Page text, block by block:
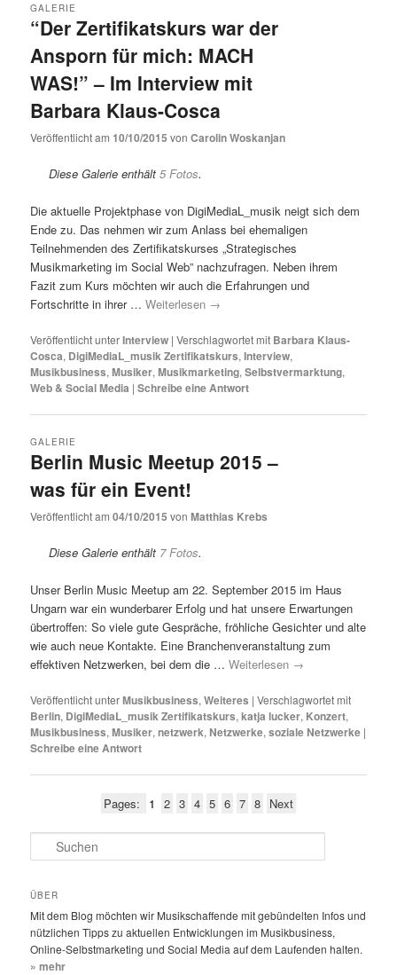
“Der Zertifikatskurs war der
Ansporn für mich: MACH
WAS!” – Im Interview mit
Barbara Klaus-Cosca
GALERIE
Veröffentlicht am 10/10/2015 vonCarolin Woskanjan
Diese Galerie enthält5 Fotos.
Die aktuelle Projektphase von DigiMediaL_musik neigt sich dem
Ende zu. Das nehmen wir zum Anlass bei ehemaligen
Teilnehmenden des Zertifikatskurses „Strategisches
Musikmarketing im Social Web” nachzufragen. Neben ihrem
Fazit zum Kurs möchten wir auch die Erfahrungen und
Fortschritte in ihrer …Weiterlesen →
Veröffentlicht unterInterview |Verschlagwortet mit Barbara Klaus-
Cosca, DigiMediaL_musik Zertifikatskurs,Interview,
Musikbusiness,Musiker,Musikmarketing,Selbstvermarktung,
Web & Social Media |Schreibe eine Antwort
Berlin Music Meetup 2015 –
was für ein Event!
GALERIE
Veröffentlicht am04/10/2015 vonMatthias Krebs
Diese Galerie enthält 7 Fotos.
Unser Berlin Music Meetup am 22. September 2015 im Haus
Ungarn war ein wunderbarer Erfolg und hat unsere Erwartungen
übertroffen: So viele gute Gespräche, fröhliche Gesichter und alte
wie auch neue Kontakte. Eine Branchenveranstaltung zum
effektiven Netzwerken, bei dem die …Weiterlesen →
Veröffentlicht unterMusikbusiness,Weiteres |Verschlagwortet mit
Berlin, DigiMediaL_musik Zertifikatskurs,katja lucker, Konzert,
Musikbusiness,Musiker,netzwerk, Netzwerke,soziale Netzwerke |
Schreibe eine Antwort
Pages: 1 2 3 4 5 6 7 8 Next
u
h
n
ÜBER
Mit dem Blog möchten wir Musikschaffende mit gebündelten Infos und
nützlichen Tipps zu aktuellen Entwicklungen im Musikbusiness,
Online-Selbstmarketing und Social Media auf dem Laufenden halten.
» mehr